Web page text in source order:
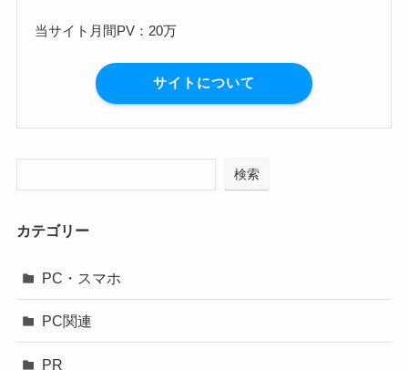
当サイト月間PV：20万
サイトについて
検索
カテゴリー
PC・スマホ
PC関連
PR